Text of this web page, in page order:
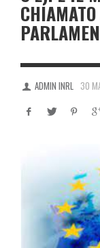
ADMIN INRL 30